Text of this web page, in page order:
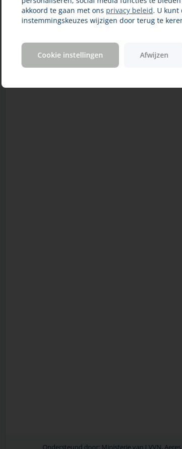
Ondersteund door: Ministerie van LVVN,
akkoord te gaan met ons privacy beleid. U kunt
instemmingskeuzes wijzigen door terug te
Cookie instellingen Afwijzen